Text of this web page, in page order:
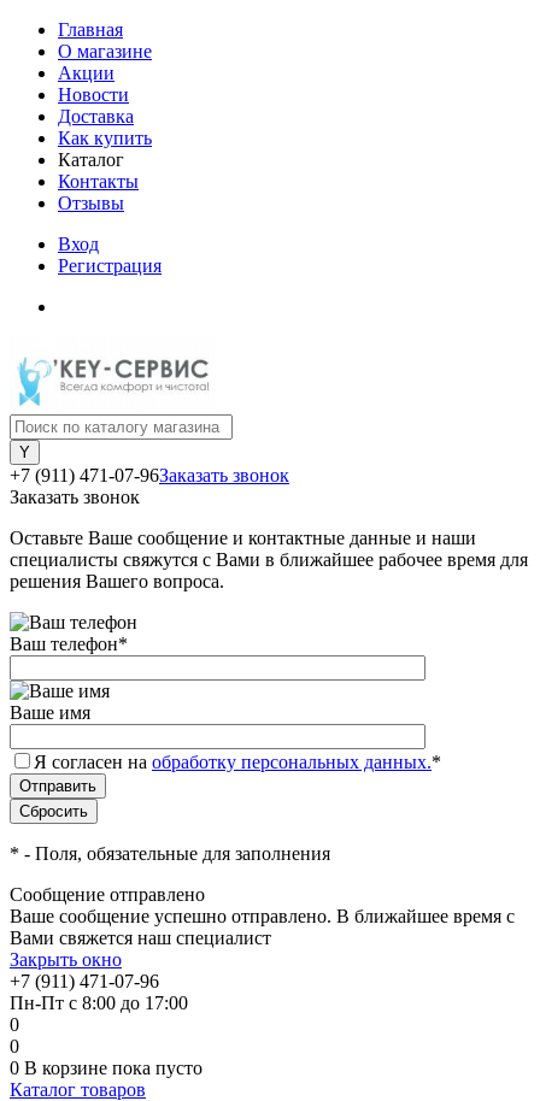
Главная
О магазине
Акции
Новости
Доставка
Как купить
Каталог
Контакты
Отзывы
Вход
Регистрация
+7 (911) 471-07-96Заказать звонок
Заказать звонок
Оставьте Ваше сообщение и контактные данные и наши
специалисты свяжутся с Вами в ближайшее рабочее время для
решения Вашего вопроса.
Ваш телефон*
Ваше имя
Я согласен на обработку персональных данных.*
* - Поля, обязательные для заполнения
Сообщение отправлено
Ваше сообщение успешно отправлено. В ближайшее время с
Вами свяжется наш специалист
Закрыть окно
+7 (911) 471-07-96
Пн-Пт с 8:00 до 17:00
0
0
0 В корзине пока пусто
Каталог товаров